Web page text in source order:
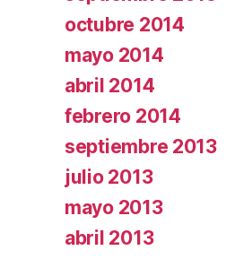
octubre 2014
mayo 2014
abril 2014
febrero 2014
septiembre 2013
julio 2013
mayo 2013
abril 2013